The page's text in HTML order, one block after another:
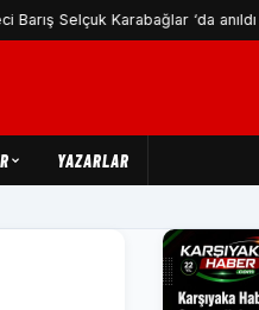
Selçuk Karabağlar ‘da anıldı
YAZARLAR